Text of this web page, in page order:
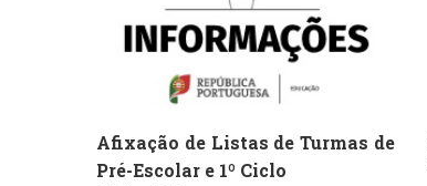
Afixação de Listas de Turmas de
Pré-Escolar e 1º Ciclo